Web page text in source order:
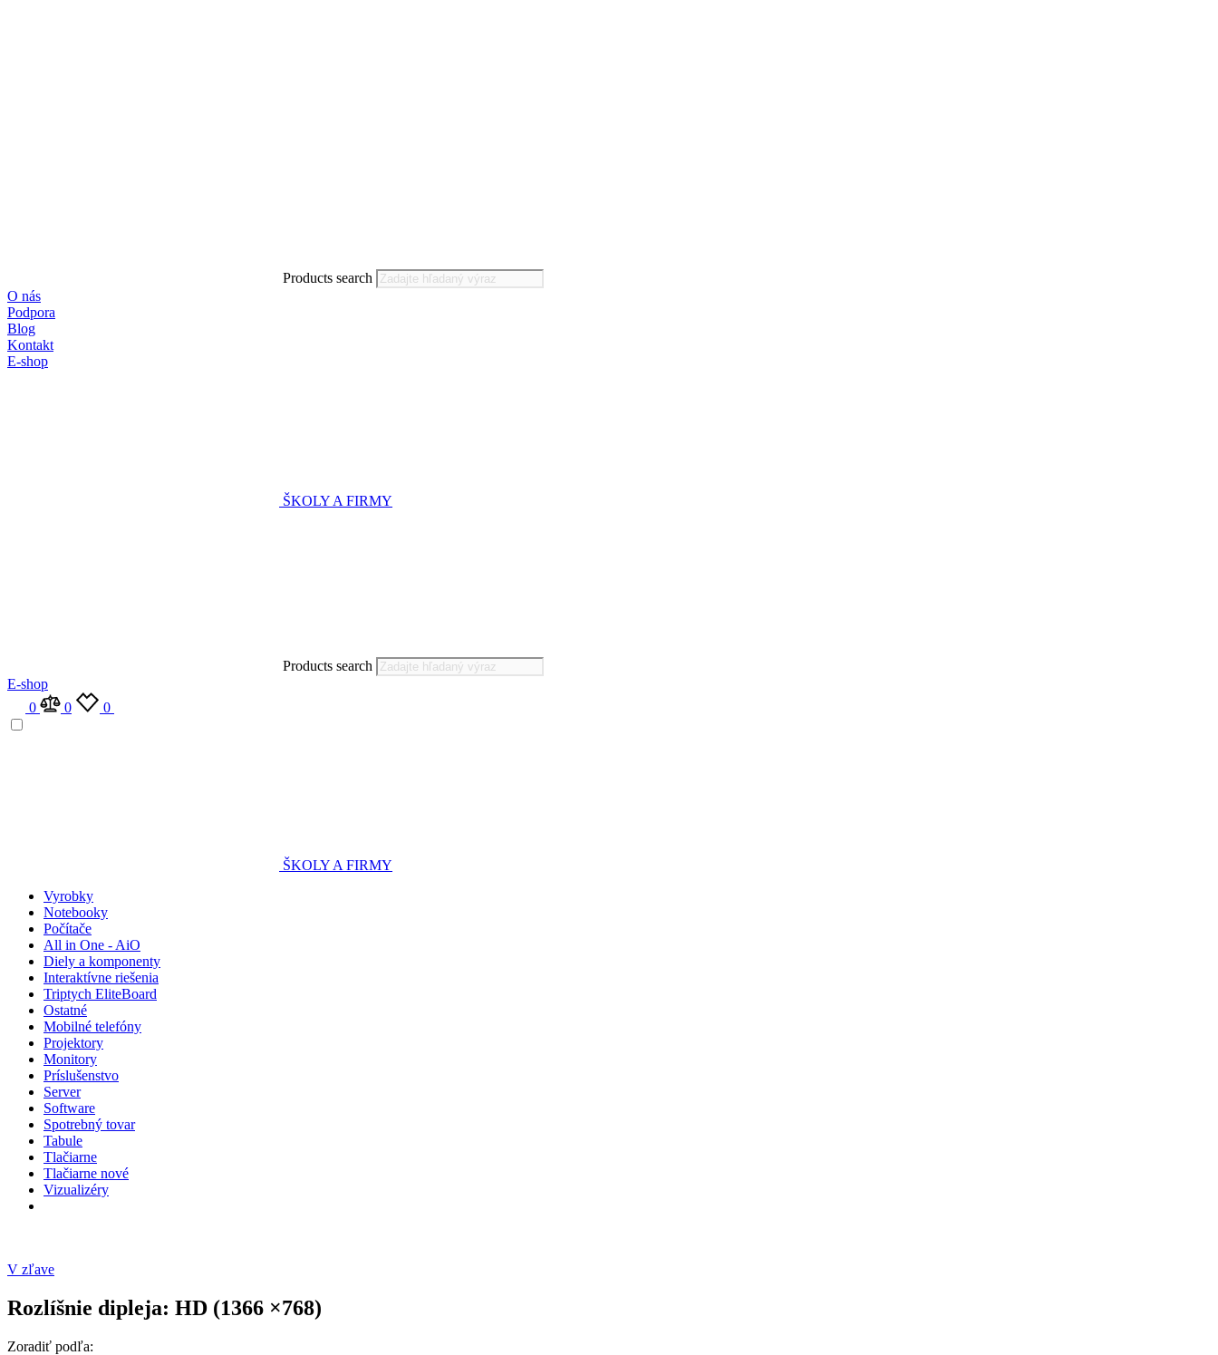
Products search
O nás
Podpora
Blog
Kontakt
E-shop
ŠKOLY A FIRMY
Products search
E-shop
0
0 0
ŠKOLY A FIRMY
Vyrobky
Notebooky
Počítače
All in One - AiO
Diely a komponenty
Interaktívne riešenia
Triptych EliteBoard
Ostatné
Mobilné telefóny
Projektory
Monitory
Príslušenstvo
Server
Software
Spotrebný tovar
Tabule
Tlačiarne
Tlačiarne nové
Vizualizéry
V zľave
Rozlíšnie dipleja: HD (1366 ×768)
Zoradiť podľa: